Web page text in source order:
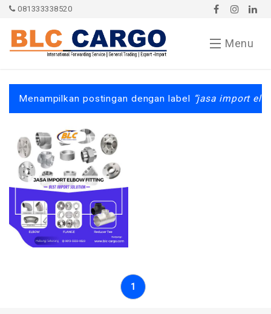
081333338520
Menu
Contact
Menampilkan postingan dengan label
jasa import
1